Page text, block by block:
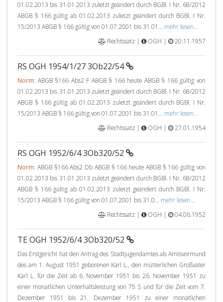
01.02.2013 bis 31.01.2013 zuletzt geändert durch BGBl. I Nr. 68/2012
ABGB § 166 gültig ab 01.02.2013 zuletzt geändert durch BGBl. I Nr.
15/2013 ABGB § 166 gültig von 01.07.2001 bis 31.01... mehr lesen...
Rechtssatz |
OGH | 20.11.1957
RS OGH 1954/1/27 3Ob22/54
Norm: ABGB §166 Abs2 F ABGB § 166 heute ABGB § 166 gültig von
01.02.2013 bis 31.01.2013 zuletzt geändert durch BGBl. I Nr. 68/2012
ABGB § 166 gültig ab 01.02.2013 zuletzt geändert durch BGBl. I Nr.
15/2013 ABGB § 166 gültig von 01.07.2001 bis 31.01... mehr lesen...
Rechtssatz |
OGH | 27.01.1954
RS OGH 1952/6/4 3Ob320/52
Norm: ABGB §166 Abs2 Db ABGB § 166 heute ABGB § 166 gültig von
01.02.2013 bis 31.01.2013 zuletzt geändert durch BGBl. I Nr. 68/2012
ABGB § 166 gültig ab 01.02.2013 zuletzt geändert durch BGBl. I Nr.
15/2013 ABGB § 166 gültig von 01.07.2001 bis 31.0... mehr lesen...
Rechtssatz |
OGH | 04.06.1952
TE OGH 1952/6/4 3Ob320/52
Das Erstgericht hat den Antrag des Stadtjugendamtes als Amtsvormund
des am 1. August 1951 geborenen Karl L., den mütterlichen Großvater
Karl L. für die Zeit ab 6. November 1951 bis 26. November 1951 zu
einer monatlichen Unterhaltsleistung von 75 S und für die Zeit vom 7.
Dezember 1951 bis 21. Dezember 1951 zu einer monatlichen